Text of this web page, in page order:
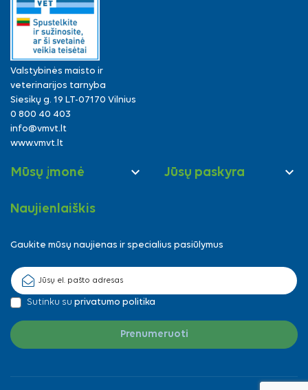
Valstybinės maisto ir
veterinarijos tarnyba
Siesikų g. 19 LT-07170 Vilnius
0 800 40 403
info@vmvt.lt
www.vmvt.lt
Mūsų įmonė  Jūsų paskyra 
Naujienlaiškis
Gaukite mūsų naujienas ir specialius pasiūlymus
Sutinku su privatumo politika